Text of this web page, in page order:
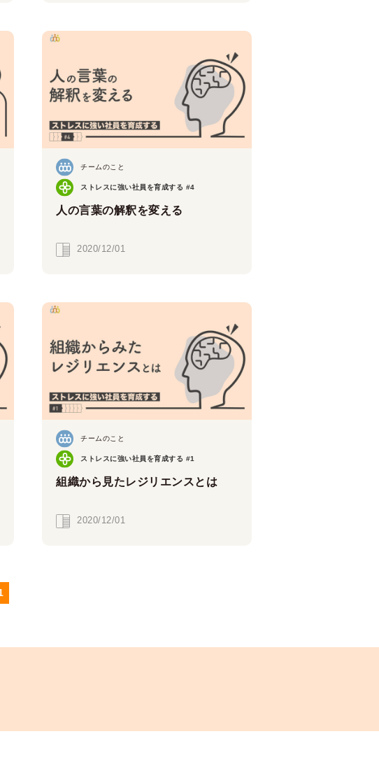
チームのこと
ストレスに強い社員を育成する #4
人の言葉の解釈を変える
2020/12/01
チームのこと
ストレスに強い社員を育成する #1
組織から見たレジリエンスとは
2020/12/01